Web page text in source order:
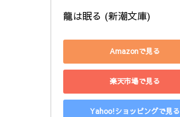
龍は眠る (新潮文庫)
Amazonで見る
楽天市場で見る
Yahoo!ショッピングで見る